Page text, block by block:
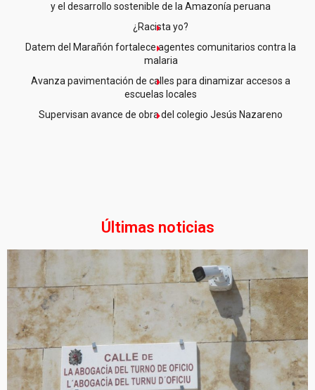
y el desarrollo sostenible de la Amazonía peruana
¿Racista yo?
Datem del Marañón fortalece agentes comunitarios contra la
malaria
Avanza pavimentación de calles para dinamizar accesos a
escuelas locales
Supervisan avance de obra del colegio Jesús Nazareno
Últimas noticias